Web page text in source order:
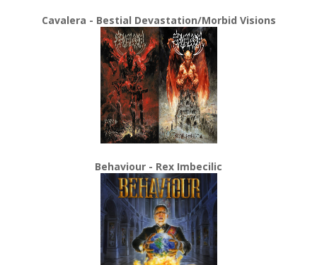
Cavalera - Bestial Devastation/Morbid Visions
Behaviour - Rex Imbecilic